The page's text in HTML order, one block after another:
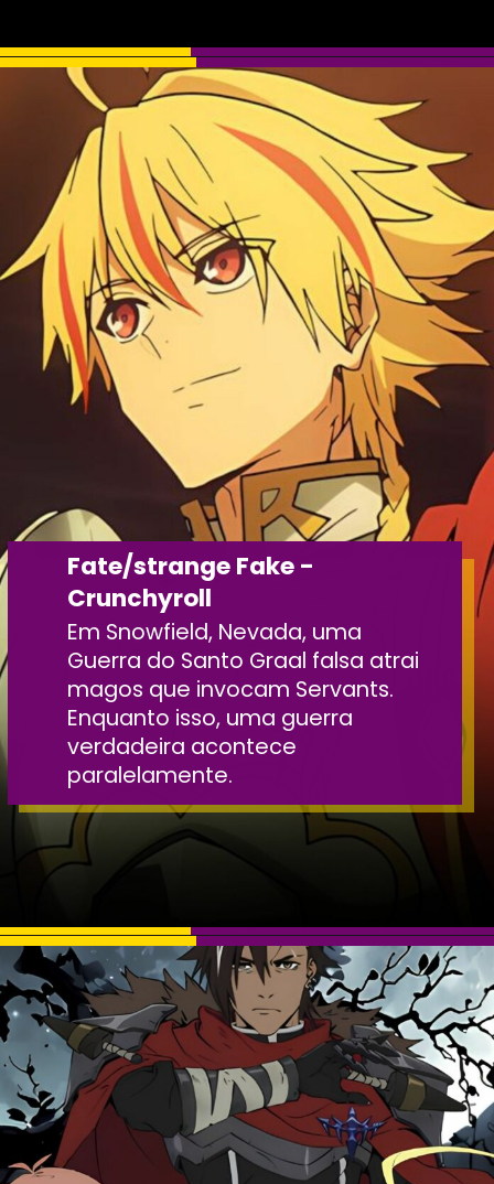
Fate/strange Fake -
Crunchyroll
Em Snowfield, Nevada, uma
Guerra do Santo Graal falsa atrai
magos que invocam Servants.
Enquanto isso, uma guerra
verdadeira acontece
paralelamente.